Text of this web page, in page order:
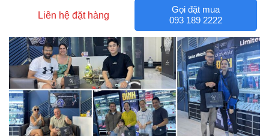
Liên hệ đặt hàng
Gọi đặt mua
093 189 2222